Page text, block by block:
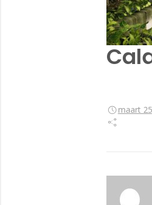
maart